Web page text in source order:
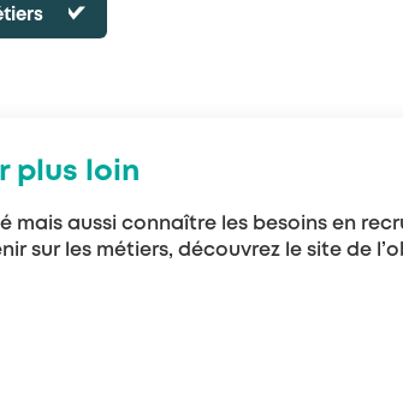
plus loin
aussi connaître les besoins en
sur les métiers, découvrez le site de